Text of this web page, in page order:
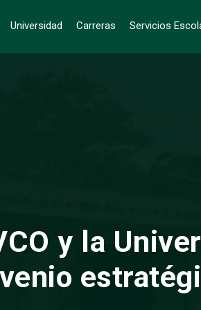
Universidad Carreras Servicios
y la